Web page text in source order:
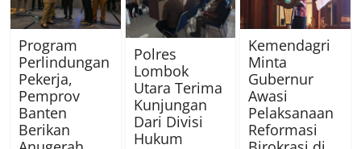
Program
Perlindungan
Pekerja,
Pemprov
Banten
Berikan
Polres
Lombok
Utara Terima
Kunjungan
Dari Divisi
Hukum
Kemendagri
Minta
Gubernur
Awasi
Pelaksanaan
Reformasi